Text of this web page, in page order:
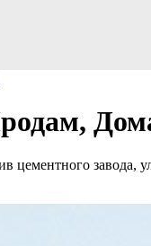
цементного